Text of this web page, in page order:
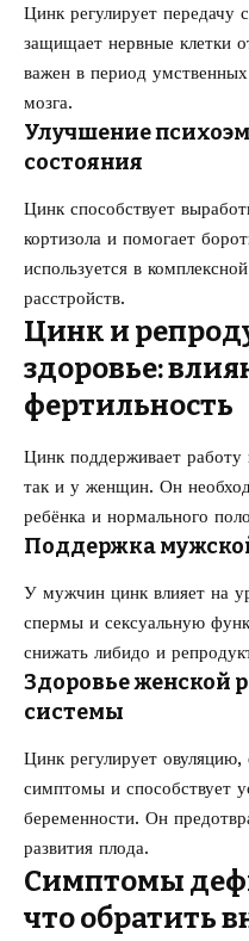
Цинк регулирует передачу
защищает нервные клетки
важен в период
мозга.
Улучшение
состояния
Цинк способствует
кортизола и помогает
используется в
расстройств.
Цинк и
здоровье:
фертильность
Цинк поддерживает
так и у женщин. Он
ребёнка и нормального
Поддержка
У мужчин цинк влияет на
спермы и сексуальную
снижать либидо и
Здоровье женской
системы
Цинк регулирует овуляцию,
симптомы и способствует
беременности. Он
развития плода.
Симптомы
что обратить